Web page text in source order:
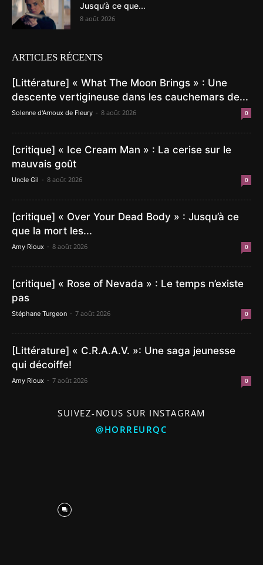
Jusqu’à ce que...
8 août 2026
ARTICLES RÉCENTS
[Littérature] « What The Moon Brings » : Une
descente vertigineuse dans les cauchemars de...
Solenne d'Arnoux de Fleury - 8 août 2026 0
[critique] « Ice Cream Man » : La cerise sur le
mauvais goût
Uncle Gil - 8 août 2026 0
[critique] « Over Your Dead Body » : Jusqu’à ce
que la mort les...
Amy Rioux - 8 août 2026 0
[critique] « Rose of Nevada » : Le temps n’existe
pas
Stéphane Turgeon - 7 août 2026 0
[Littérature] « C.R.A.A.V. »: Une saga jeunesse
qui décoiffe!
Amy Rioux - 7 août 2026 0
SUIVEZ-NOUS SUR INSTAGRAM
@HORREURQC